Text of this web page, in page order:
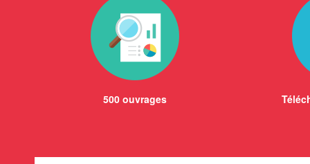
500 ouvrages